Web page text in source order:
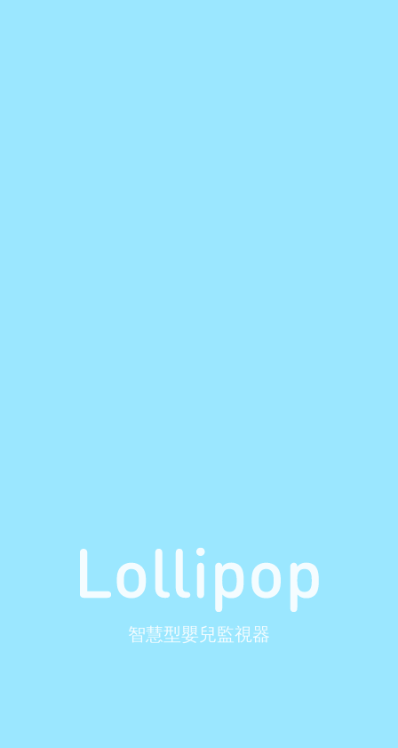
智慧型嬰兒監視器